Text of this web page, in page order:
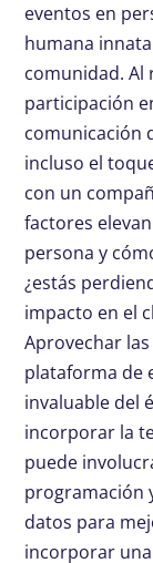
eventos en
humana
comunidad. Al
participación
comunicación
incluso el
con un
factores
persona y
¿estás
impacto en el
Aprovechar
plataforma de
invaluable del
incorporar la
puede
programación
datos para
incorporar